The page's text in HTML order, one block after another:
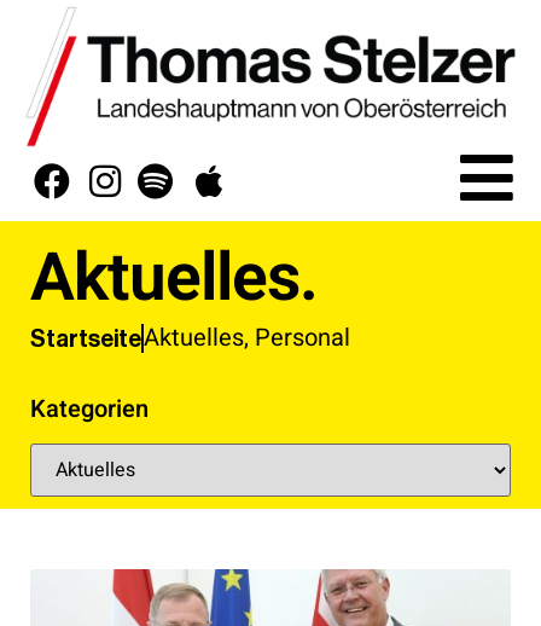
Aktuelles.
StartseiteAktuelles, Personal
Kategorien